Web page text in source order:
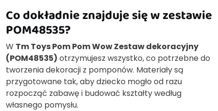
Co dokładnie znajduje się w zestawie
POM48535?
W Tm Toys Pom Pom Wow Zestaw dekoracyjny
(POM48535) otrzymujesz wszystko, co potrzebne do
tworzenia dekoracji z pomponów. Materiały są
przygotowane tak, aby dziecko mogło od razu
rozpocząć zabawę i budować kształty według
własnego pomysłu.